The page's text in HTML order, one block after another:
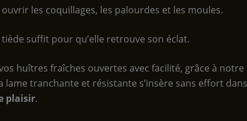
les coquillages, les palourdes et les moules.
tiède suffit pour qu’elle retrouve son éclat.
huîtres fraîches ouvertes avec facilité, grâce à
tranchante et résistante s’insère sans effort
plaisir.